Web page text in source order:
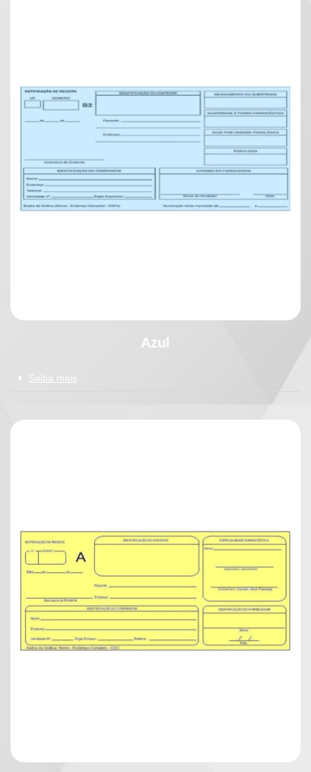
Azul
Saiba mais